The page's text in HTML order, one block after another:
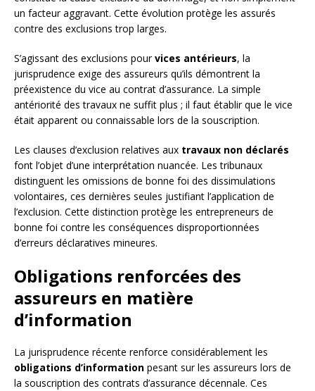
un facteur aggravant. Cette évolution protège les assurés
contre des exclusions trop larges.
S’agissant des exclusions pourvices antérieurs, la
jurisprudence exige des assureurs qu’ils démontrent la
préexistence du vice au contrat d’assurance. La simple
antériorité des travaux ne suffit plus ; il faut établir que le vice
était apparent ou connaissable lors de la souscription.
Les clauses d’exclusion relatives aux travaux non déclarés
font l’objet d’une interprétation nuancée. Les tribunaux
distinguent les omissions de bonne foi des dissimulations
volontaires, ces dernières seules justifiant l’application de
l’exclusion. Cette distinction protège les entrepreneurs de
bonne foi contre les conséquences disproportionnées
d’erreurs déclaratives mineures.
Obligations renforcées des
assureurs en matière
d’information
La jurisprudence récente renforce considérablement les
obligations d’information pesant sur les assureurs lors de
la souscription des contrats d’assurance décennale. Ces